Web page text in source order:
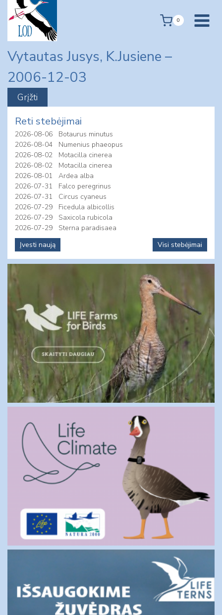
content
0
Vytautas Jusys, K.Jusiene –
2006-12-03
Reti stebėjimai
2026-08-06
Botaurus minutus
2026-08-04
Numenius phaeopus
2026-08-02
Motacilla cinerea
2026-08-02
Motacilla cinerea
2026-08-01
Ardea alba
2026-07-31
Falco peregrinus
2026-07-31
Circus cyaneus
2026-07-29
Ficedula albicollis
2026-07-29
Saxicola rubicola
2026-07-29
Sterna paradisaea
Įvesti naują
Visi stebėjimai